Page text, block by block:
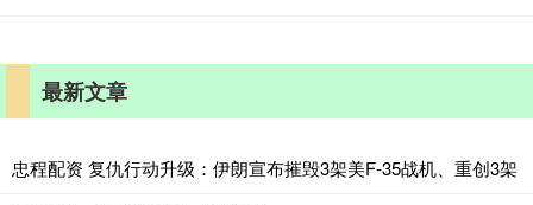
最新文章
忠程配资 复仇行动升级：伊朗宣布摧毁3架美F-35战机、重创3架